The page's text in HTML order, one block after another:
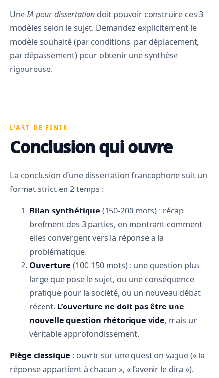
UneIA pour dissertation doit pouvoir construire ces 3
modèles selon le sujet. Demandez explicitement le
modèle souhaité (par conditions, par déplacement,
par dépassement) pour obtenir une synthèse
rigoureuse.
L’ART DE FINIR
Conclusion qui ouvre
La conclusion d’une dissertation francophone suit un
format strict en 2 temps :
Bilan synthétique (150-200 mots) : récap
brefment des 3 parties, en montrant comment
elles convergent vers la réponse à la
problématique.
Ouverture (100-150 mots) : une question plus
large que pose le sujet, ou une conséquence
pratique pour la société, ou un nouveau débat
récent. L’ouverture ne doit pas être une
nouvelle question rhétorique vide, mais un
véritable approfondissement.
Piège classique : ouvrir sur une question vague (« la
réponse appartient à chacun », « l’avenir le dira »).